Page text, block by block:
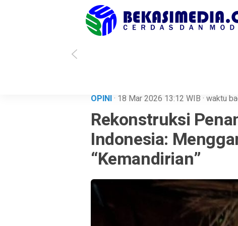
Soal Kisruh Data
OPINI· 18 Mar 2026 13:12 WIB · waktu
Rekonstruksi
Indonesia:
“Kemandirian”